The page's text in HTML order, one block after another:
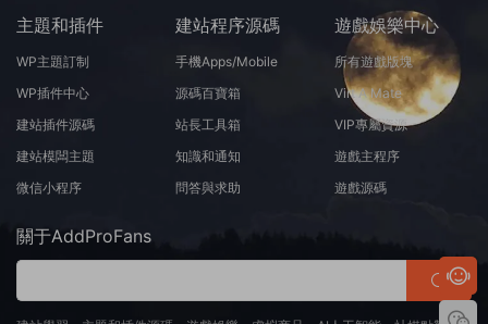
主題和插件
WP主題訂制
WP插件中心
建站插件源碼
建站模闆主題
微信小程序
建站程序源碼
手機Apps/Mobile
源碼百寶箱
站長工具箱
知識和通知
問答與求助
遊戲娛樂中心
所有遊戲版塊
Virt A Mate
VIP專屬資源
遊戲主程序
遊戲源碼
關于AddProFans